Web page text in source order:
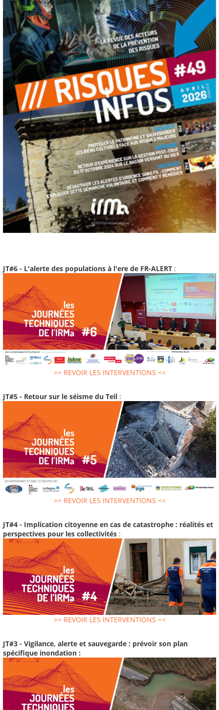
JT#6 - L'alerte des populations à l'ere de FR-ALERT :
>> REVOIR LES INTERVENTIONS <<
JT#5 - Retour sur le séisme du Teil :
>> REVOIR LES INTERVENTIONS <<
JT#4 - Implication citoyenne en cas de catastrophe : réalités et
perspectives pour les collectivités :
>> REVOIR LES INTERVENTIONS <<
JT#3 - Vigilance, alerte et sauvegarde : prévoir son plan
spécifique inondation :